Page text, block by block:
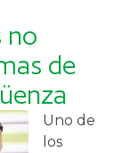
no
de
Uno de
los